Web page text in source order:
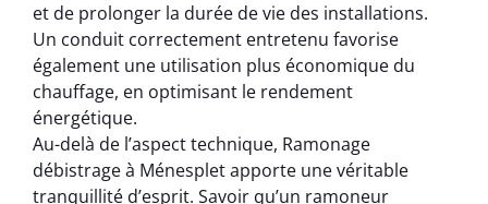
et de prolonger la durée de vie des installations.
Un conduit correctement entretenu favorise
également une utilisation plus économique du
chauffage, en optimisant le rendement
énergétique.
Au-delà de l’aspect technique, Ramonage
débistrage à Ménesplet apporte une véritable
tranquillité d’esprit. Savoir qu’un ramoneur